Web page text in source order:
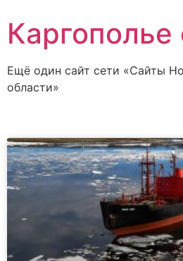
Каргополье
Ещё один сайт сети «Сайты
области»